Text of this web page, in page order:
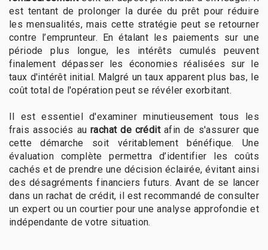
est tentant de prolonger la durée du prêt pour réduire
les mensualités, mais cette stratégie peut se retourner
contre l’emprunteur. En étalant les paiements sur une
période plus longue, les intérêts cumulés peuvent
finalement dépasser les économies réalisées sur le
taux d'intérêt initial. Malgré un taux apparent plus bas, le
coût total de l'opération peut se révéler exorbitant.
Il est essentiel d'examiner minutieusement tous les
frais associés aurachat de créditafin de s'assurer que
cette démarche soit véritablement bénéfique. Une
évaluation complète permettra d’identifier les coûts
cachés et de prendre une décision éclairée, évitant ainsi
des désagréments financiers futurs. Avant de se lancer
dans un rachat de crédit, il est recommandé de consulter
un expert ou un courtier pour une analyse approfondie et
indépendante de votre situation.